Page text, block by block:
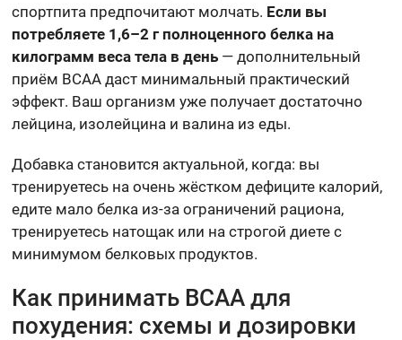
спортпита предпочитают молчать. Если вы
потребляете 1,6–2 г полноценного белка на
килограмм веса тела в день — дополнительный
приём BCAA даст минимальный практический
эффект. Ваш организм уже получает достаточно
лейцина, изолейцина и валина из еды.
Добавка становится актуальной, когда: вы
тренируетесь на очень жёстком дефиците калорий,
едите мало белка из-за ограничений рациона,
тренируетесь натощак или на строгой диете с
минимумом белковых продуктов.
Как принимать BCAA для
похудения: схемы и дозировки